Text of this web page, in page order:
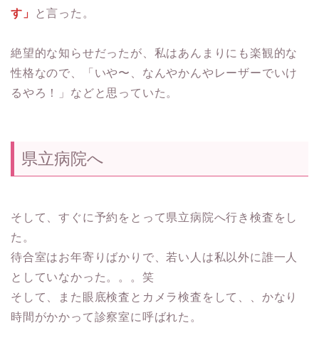
す」
と言った。
絶望的な知らせだったが、私はあんまりにも楽観的な
性格なので、「いや〜、なんやかんやレーザーでいけ
るやろ！」などと思っていた。
県立病院へ
そして、すぐに予約をとって県立病院へ行き検査をし
た。
待合室はお年寄りばかりで、若い人は私以外に誰一人
としていなかった。。。笑
そして、また眼底検査とカメラ検査をして、、かなり
時間がかかって診察室に呼ばれた。